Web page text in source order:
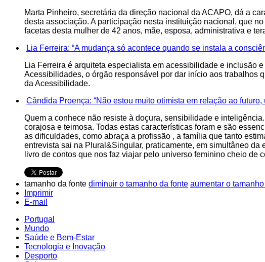
Marta Pinheiro, secretária da direção nacional da ACAPO, dá a
desta associação. A participação nesta instituição nacional, que
facetas desta mulher de 42 anos, mãe, esposa, administrativa e
Lia Ferreira: “A mudança só acontece quando se instala a
Lia Ferreira é arquiteta especialista em acessibilidade e inclusão
Acessibilidades, o órgão responsável por dar início aos trabalhos
da Acessibilidade.
Cândida Proença: “Não estou muito otimista em relação ao
Quem a conhece não resiste à doçura, sensibilidade e
corajosa e teimosa. Todas estas características foram e são
as dificuldades, como abraça a profissão , a família que tanto
entrevista sai na Plural&Singular, praticamente, em simultâneo da
livro de contos que nos faz viajar pelo universo feminino cheio de
tamanho da fonte diminuir o tamanho da fonte aumentar o
Imprimir
E-mail
Portugal
Mundo
Saúde e Bem-Estar
Tecnologia e Inovação
Desporto